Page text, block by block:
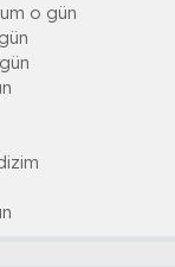
tahtını
o gün